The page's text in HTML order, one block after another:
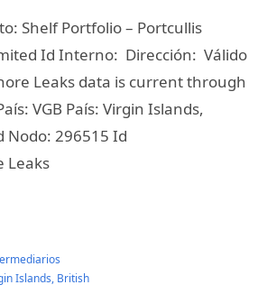
Shelf Portfolio – Portcullis
Id Interno: Dirección: Válido
Leaks data is current through
VGB País: Virgin Islands,
Nodo: 296515 Id
Leaks
Islands, British